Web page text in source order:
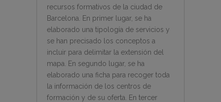
recursos formativos de la ciudad de
Barcelona. En primer lugar, se ha
elaborado una tipología de servicios y
se han precisado los conceptos a
incluir para delimitar la extensión del
mapa. En segundo lugar, se ha
elaborado una ficha para recoger toda
la información de los centros de
formación y de su oferta. En tercer